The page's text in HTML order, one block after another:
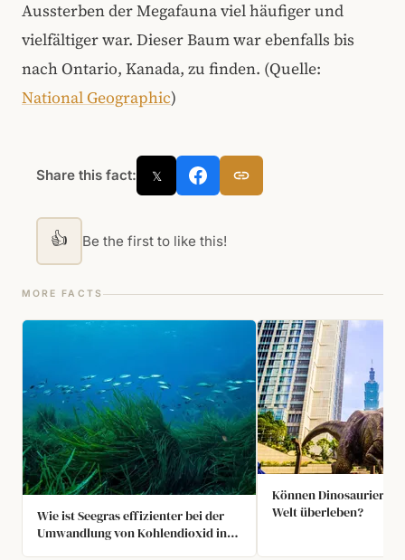
Aussterben der Megafauna viel häufiger und
vielfältiger war. Dieser Baum war ebenfalls bis
nach Ontario, Kanada, zu finden. (Quelle:
National Geographic)
Share this fact: 𝕏
👍 Be the first to like this!
MORE FACTS
Wie ist Seegras effizienter bei der
Umwandlung von Kohlendioxid in
Können Dinosaurier in
Welt überleben?